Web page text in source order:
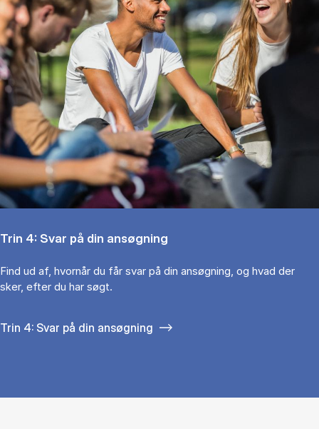
Trin 4: Svar på din ansøgning
Find ud af, hvornår du får svar på din ansøgning, og hvad der
sker, efter du har søgt.
Trin 4: Svar på din ansøgning